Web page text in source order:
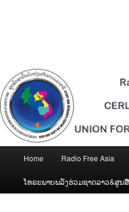
Home Radio Free Asia
ໂທຣະພາບພລັງຮ່ວມຊາດລາວ&ສູນສື